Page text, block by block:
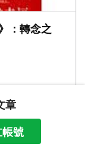
：轉念之
章
號